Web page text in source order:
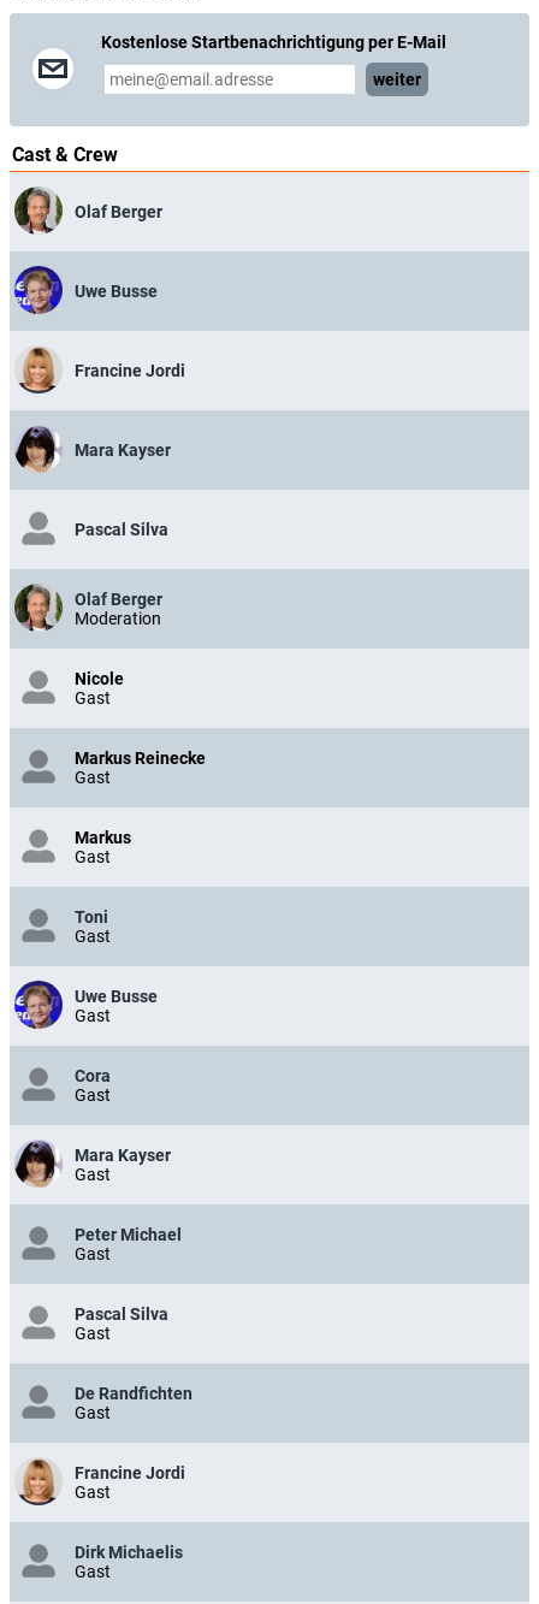
Kostenlose Startbenachrichtigung per E-Mail
weiter
Cast & Crew
Olaf Berger
Uwe Busse
Francine Jordi
Mara Kayser
Pascal Silva
Olaf Berger
Moderation
Nicole
Gast
Markus Reinecke
Gast
Markus
Gast
Toni
Gast
Uwe Busse
Gast
Cora
Gast
Mara Kayser
Gast
Peter Michael
Gast
Pascal Silva
Gast
De Randfichten
Gast
Francine Jordi
Gast
Dirk Michaelis
Gast